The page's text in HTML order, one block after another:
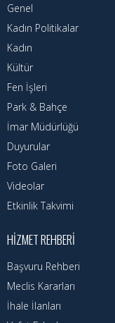
Nöbetçi Eczaneler
Kadın Politikalar
Kadın
Genel
Kadın Politikalar
Kadın
Kültür
Fen İşleri
Park & Bahçe
İmar Müdürlüğü
Duyurular
Foto Galeri
Videolar
Etkinlik Takvimi
HIZMET REHBERI
Başvuru Rehberi
Meclis Kararları
İhale İlanları